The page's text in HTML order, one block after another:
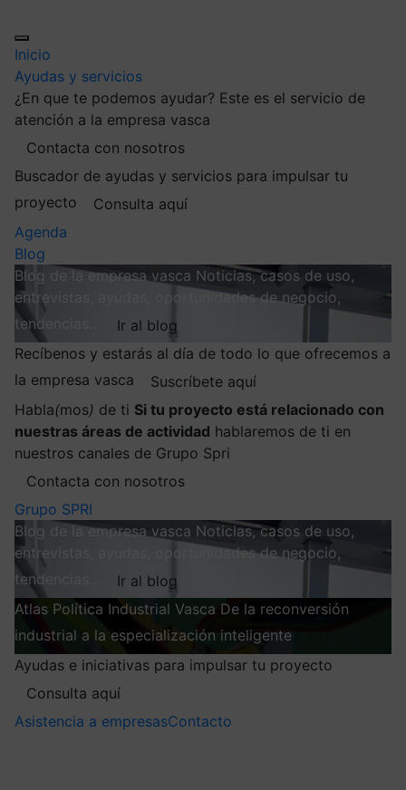
Inicio
Ayudas y servicios
¿En que te podemos ayudar? Este es el servicio de
atención a la empresa vasca
Contacta con nosotros
Buscador de ayudas y servicios para impulsar tu
proyecto
Consulta aquí
Agenda
Blog
Blog de la empresa vasca Noticias, casos de uso,
entrevistas, ayudas, oportunidades de negocio,
tendencias…
Ir al blog
Recíbenos y estarás al día de todo lo que ofrecemos a
la empresa vasca
Suscríbete aquí
Habla(mos) de ti Si tu proyecto está relacionado con
nuestras áreas de actividad hablaremos de ti en
nuestros canales de Grupo Spri
Contacta con nosotros
Grupo SPRI
Blog de la empresa vasca Noticias, casos de uso,
entrevistas, ayudas, oportunidades de negocio,
tendencias…
Ir al blog
Atlas Política Industrial Vasca De la reconversión
industrial a la especialización inteligente
Ayudas e iniciativas para impulsar tu proyecto
Consulta aquí
Asistencia a empresasContacto